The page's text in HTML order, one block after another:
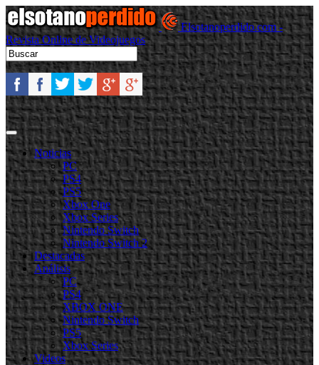
Elsotanoperdido.com -
Revista Online de Videojuegos
Noticias
PC
PS4
PS5
Xbox One
Xbox Series
Nintendo Switch
Nintendo Switch 2
Destacadas
Análisis
PC
PS4
XBOX ONE
Nintendo Switch
PS5
Xbox Series
Videos